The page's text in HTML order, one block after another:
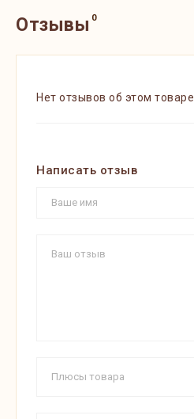
Отзывы 0
Нет отзывов об этом товаре.
Написать отзыв